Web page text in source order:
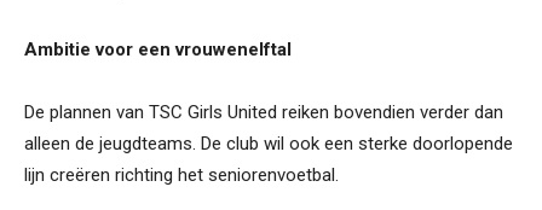
Ambitie voor een vrouwenelftal
De plannen van TSC Girls United reiken bovendien verder dan
alleen de jeugdteams. De club wil ook een sterke doorlopende
lijn creëren richting het seniorenvoetbal.